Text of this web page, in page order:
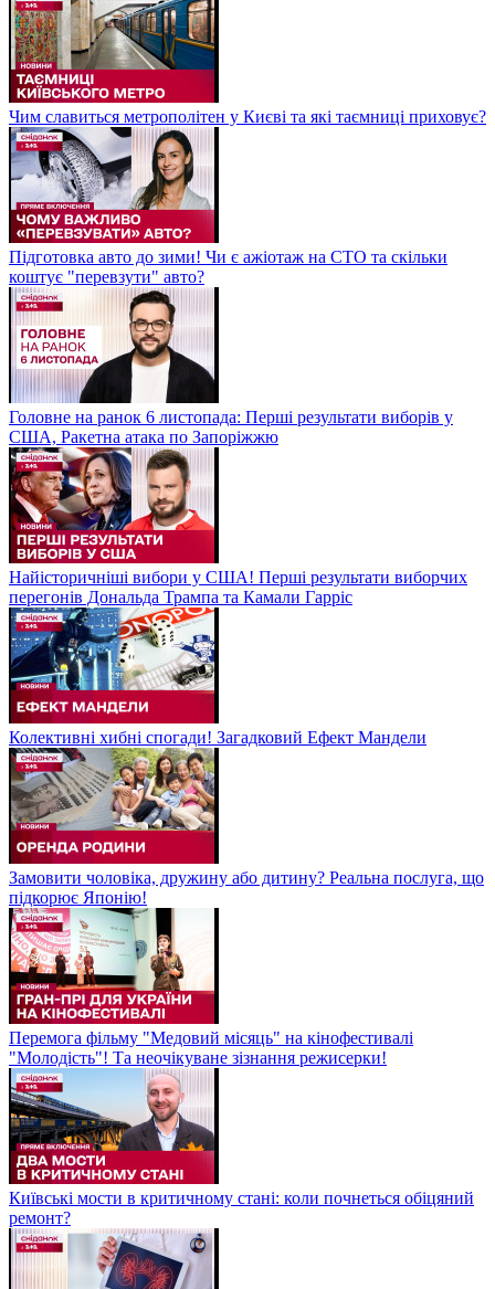
Чим славиться метрополітен у Києві та які таємниці приховує?
Підготовка авто до зими! Чи є ажіотаж на СТО та скільки
коштує "перевзути" авто?
Головне на ранок 6 листопада: Перші результати виборів у
США, Ракетна атака по Запоріжжю
Найісторичніші вибори у США! Перші результати виборчих
перегонів Дональда Трампа та Камали Гарріс
Колективні хибні спогади! Загадковий Ефект Мандели
Замовити чоловіка, дружину або дитину? Реальна послуга, що
підкорює Японію!
Перемога фільму "Медовий місяць" на кінофестивалі
"Молодість"! Та неочікуване зізнання режисерки!
Київські мости в критичному стані: коли почнеться обіцяний
ремонт?